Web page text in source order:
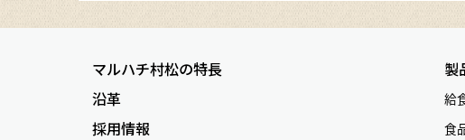
マルハチ村松の特長
沿革
採用情報
製
給
食